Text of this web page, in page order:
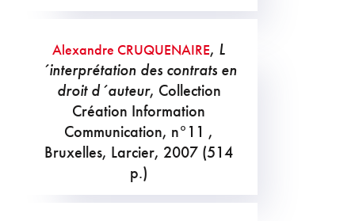
Alexandre CRUQUENAIRE, L
´interprétation des contrats en
droit d´auteur, Collection
Création Information
Communication, n°11 ,
Bruxelles, Larcier, 2007 (514
p.)